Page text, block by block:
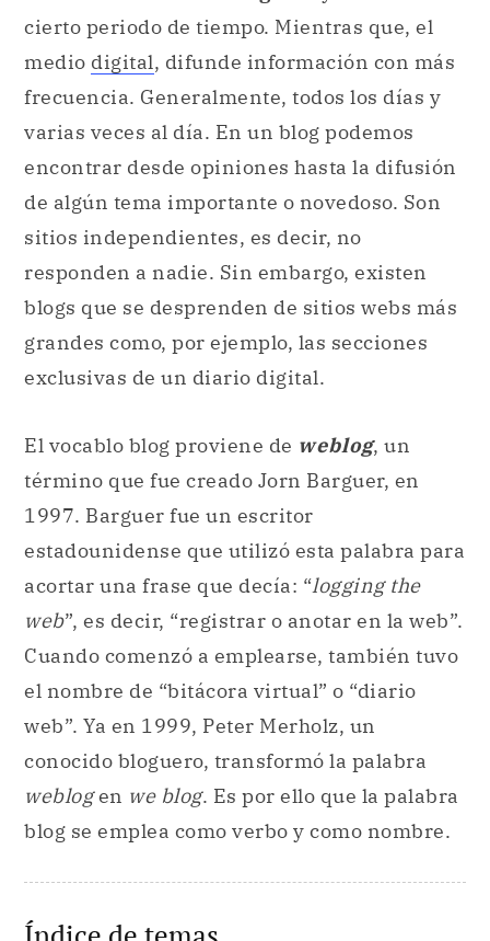
cierto periodo de tiempo. Mientras que, el
medio digital, difunde información con más
frecuencia. Generalmente, todos los días y
varias veces al día. En un blog podemos
encontrar desde opiniones hasta la difusión
de algún tema importante o novedoso. Son
sitios independientes, es decir, no
responden a nadie. Sin embargo, existen
blogs que se desprenden de sitios webs más
grandes como, por ejemplo, las secciones
exclusivas de un diario digital.
El vocablo blog proviene de weblog, un
término que fue creado Jorn Barguer, en
1997. Barguer fue un escritor
estadounidense que utilizó esta palabra para
acortar una frase que decía: “logging the
web”, es decir, “registrar o anotar en la web”.
Cuando comenzó a emplearse, también tuvo
el nombre de “bitácora virtual” o “diario
web”. Ya en 1999, Peter Merholz, un
conocido bloguero, transformó la palabra
weblogen we blog. Es por ello que la palabra
blog se emplea como verbo y como nombre.